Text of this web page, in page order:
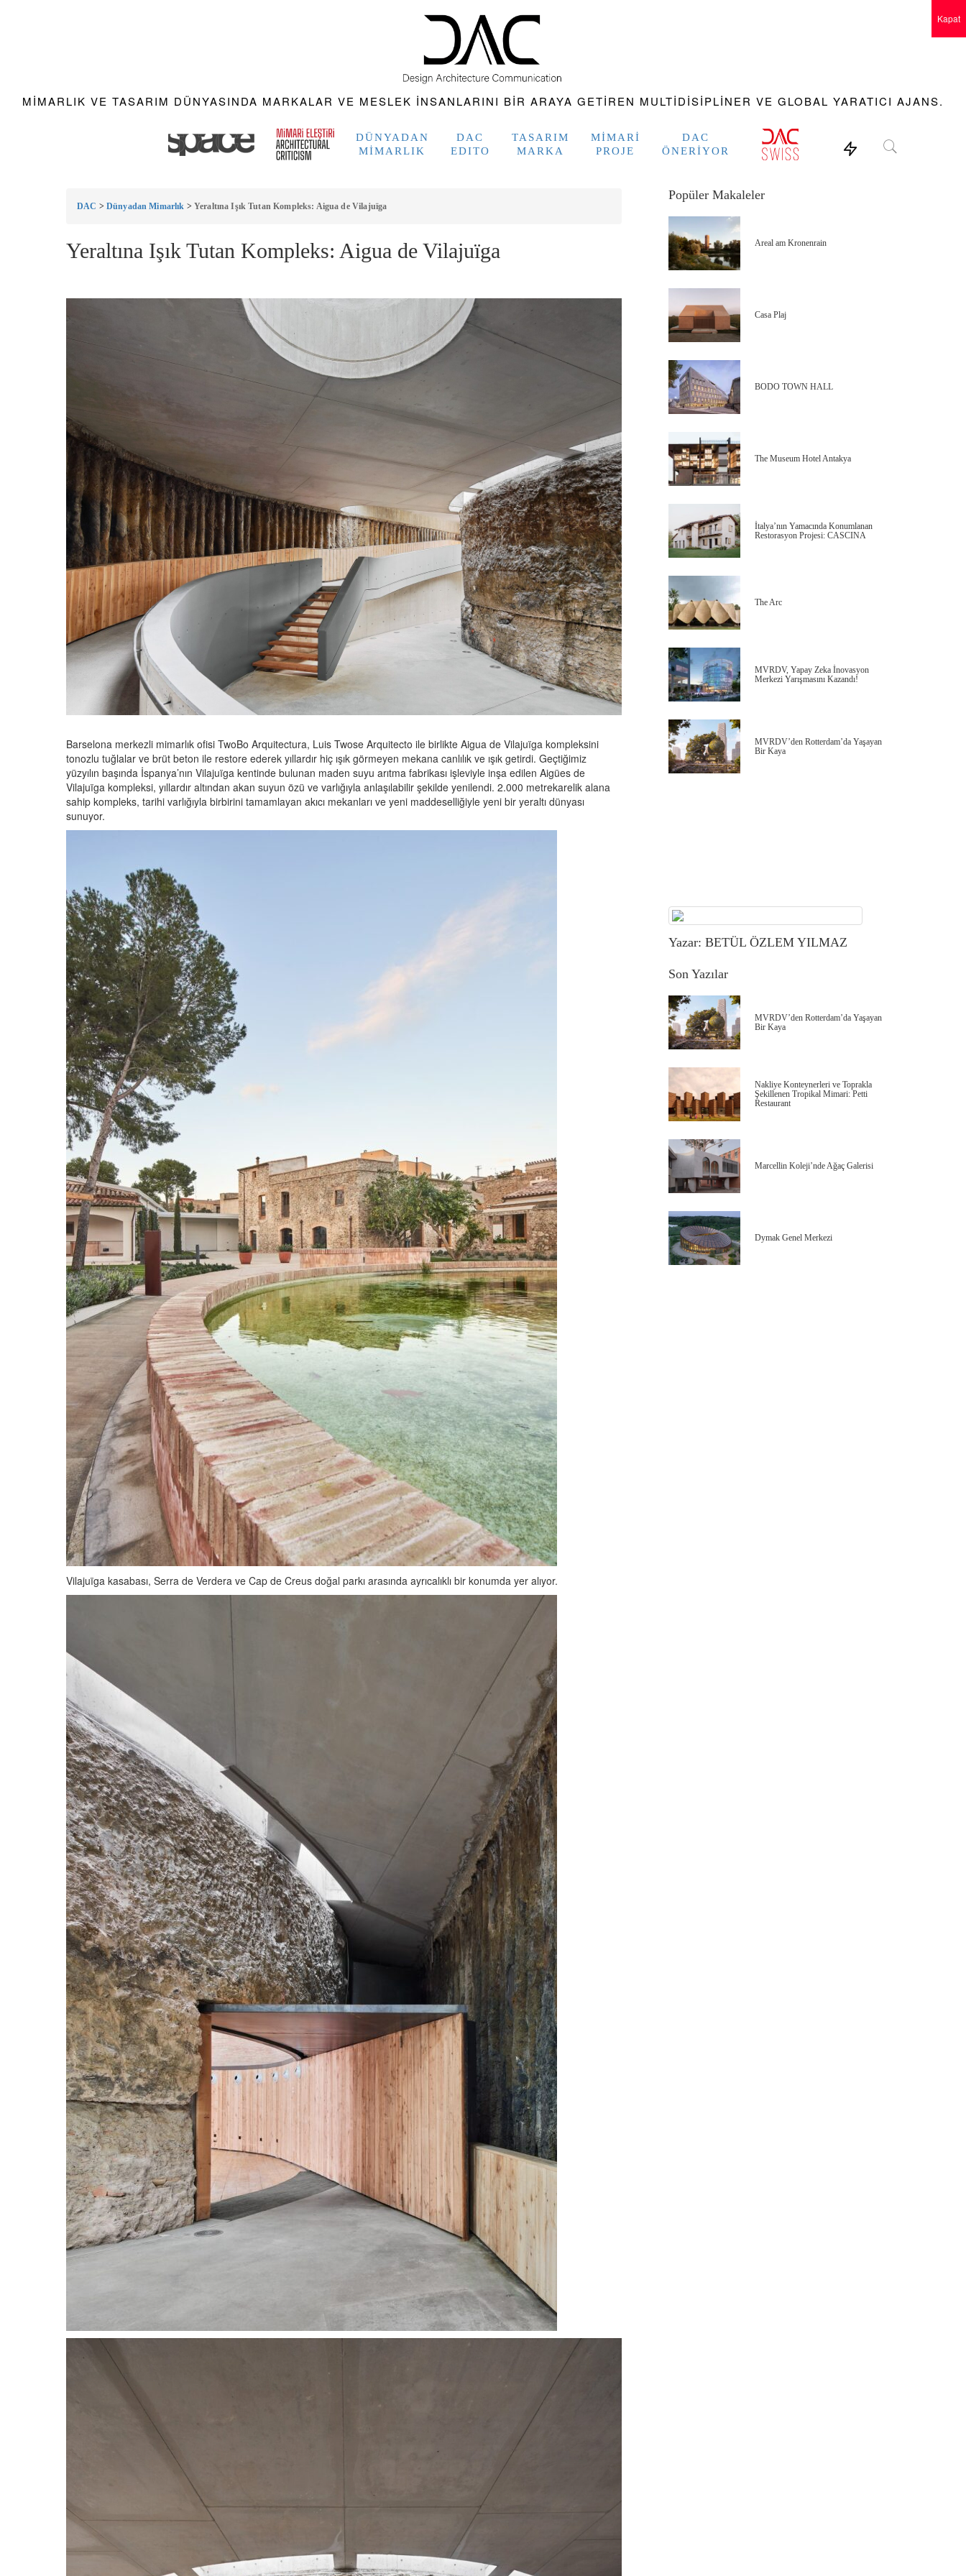
MIMARLIK VE TASARIM DÜNYASINDA MARKALAR VE MESLEK INSANLARINI BIR ARAYA GETIREN MULTIDISIPLINER VE GLOBAL YARATICI AJANS.
DÜNYADAN
MIMARLIK
DAC
EDITO
TASARIM
MARKA
MIMARI
PROJE
DAC
ÖNERIYOR
DAC > Dünyadan Mimarlık > Yeraltına Işık Tutan Kompleks: Aigua de Vilajuïga
Yeraltına Işık Tutan Kompleks: Aigua de Vilajuïga
Barselona merkezli mimarlık ofisi TwoBo Arquitectura, Luis Twose Arquitecto ile birlikte Aigua de Vilajuïga kompleksini
tonozlu tuğlalar ve brüt beton ile restore ederek yıllardır hiç ışık görmeyen mekana canlılık ve ışık getirdi. Geçtiğimiz
yüzyılın başında İspanya’nın Vilajuïga kentinde bulunan maden suyu arıtma fabrikası işleviyle inşa edilen Aigües de
Vilajuïga kompleksi, yıllardır altından akan suyun özü ve varlığıyla anlaşılabilir şekilde yenilendi. 2.000 metrekarelik alana
sahip kompleks, tarihi varlığıyla birbirini tamamlayan akıcı mekanları ve yeni maddeselliğiyle yeni bir yeraltı dünyası
sunuyor.
Vilajuïga kasabası, Serra de Verdera ve Cap de Creus doğal parkı arasında ayrıcalıklı bir konumda yer alıyor.
Popüler Makaleler
Areal am Kronenrain
Casa Plaj
BODO TOWN HALL
The Museum Hotel Antakya
İtalya’nın Yamacında Konumlanan
Restorasyon Projesi: CASCINA
The Arc
MVRDV, Yapay Zeka İnovasyon
Merkezi Yarışmasını Kazandı!
MVRDV’den Rotterdam’da Yaşayan
Bir Kaya
Yazar: BETÜL ÖZLEM YILMAZ
Son Yazılar
MVRDV’den Rotterdam’da Yaşayan
Bir Kaya
Nakliye Konteynerleri ve Toprakla
Şekillenen Tropikal Mimari: Petti
Restaurant
Marcellin Koleji’nde Ağaç Galerisi
Dymak Genel Merkezi
Kapat